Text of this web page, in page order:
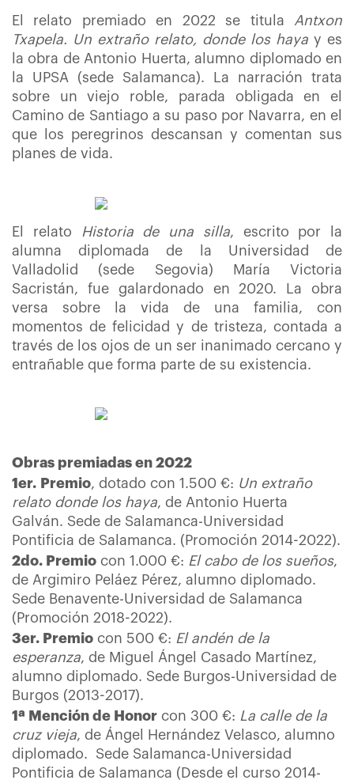
El relato premiado en 2022 se titula Antxon
Txapela. Un extraño relato, donde los haya y es
la obra de Antonio Huerta, alumno diplomado en
la UPSA (sede Salamanca). La narración trata
sobre un viejo roble, parada obligada en el
Camino de Santiago a su paso por Navarra, en el
que los peregrinos descansan y comentan sus
planes de vida.
El relato Historia de una silla, escrito por la
alumna diplomada de la Universidad de
Valladolid (sede Segovia) María Victoria
Sacristán, fue galardonado en 2020. La obra
versa sobre la vida de una familia, con
momentos de felicidad y de tristeza, contada a
través de los ojos de un ser inanimado cercano y
entrañable que forma parte de su existencia.
Obras premiadas en 2022
1er. Premio, dotado con 1.500 €: Un extraño
relato donde los haya, de Antonio Huerta
Galván. Sede de Salamanca-Universidad
Pontificia de Salamanca. (Promoción 2014-2022).
2do. Premio con 1.000 €: El cabo de los sueños,
de Argimiro Peláez Pérez, alumno diplomado.
Sede Benavente-Universidad de Salamanca
(Promoción 2018-2022).
3er. Premio con 500 €: El andén de la
esperanza, de Miguel Ángel Casado Martínez,
alumno diplomado. Sede Burgos-Universidad de
Burgos (2013-2017).
1ª Mención de Honor con 300 €: La calle de la
cruz vieja, de Ángel Hernández Velasco, alumno
diplomado. Sede Salamanca-Universidad
Pontificia de Salamanca (Desde el curso 2014-